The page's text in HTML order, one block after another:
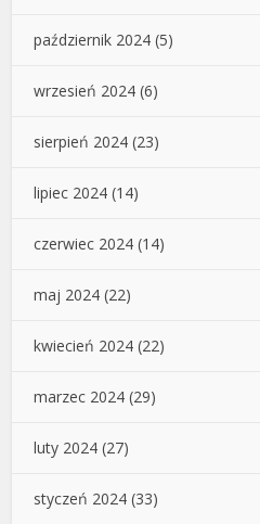
październik 2024 (5)
wrzesień 2024 (6)
sierpień 2024 (23)
lipiec 2024 (14)
czerwiec 2024 (14)
maj 2024 (22)
kwiecień 2024 (22)
marzec 2024 (29)
luty 2024 (27)
styczeń 2024 (33)